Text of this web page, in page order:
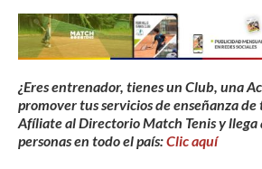
¿Eres entrenador, tienes un Club, una
promover tus servicios de enseñanza de
Afíliate al Directorio Match Tenis y llega
personas en todo el país:Clic aquí